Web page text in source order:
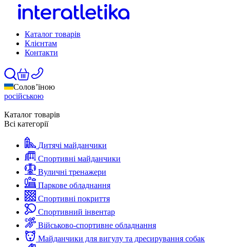
Каталог товарів
Клієнтам
Контакти
Солов’їною
російською
Каталог товарів
Всі категорії
Дитячі майданчики
Спортивні майданчики
Вуличні тренажери
Паркове обладнання
Спортивні покриття
Спортивний інвентар
Військово-спортивне обладнання
Майданчики для вигулу та дресирування собак